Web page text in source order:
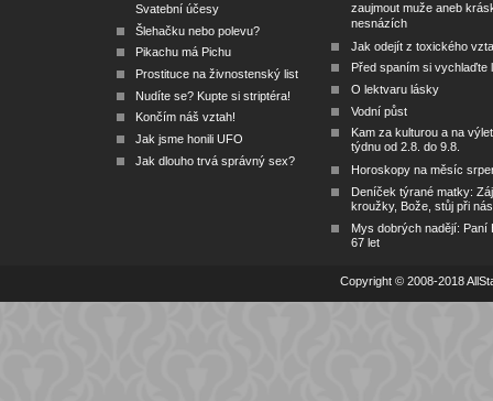
Svatební účesy
Šlehačku nebo polevu?
Pikachu má Pichu
Prostituce na živnostenský list
Nudíte se? Kupte si striptéra!
Končím náš vztah!
Jak jsme honili UFO
Jak dlouho trvá správný sex?
zaujmout muže aneb
nesnázích
Jak odejít z toxického
Před spaním si vychlaďte
O lektvaru lásky
Vodní půst
Kam za kulturou a na
týdnu od 2.8. do 9.8.
Horoskopy na měsíc
Deníček týrané matky:
kroužky, Bože, stůj při nás
Mys dobrých nadějí: Paní
67 let
Copyright © 2008-2018